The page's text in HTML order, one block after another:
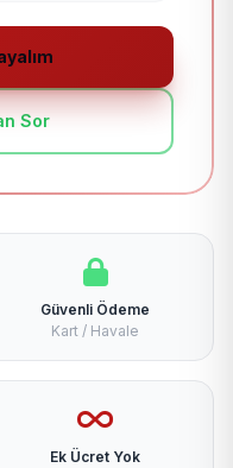
Sor
Güvenli Ödeme
Kart / Havale
Ek Ücret Yok